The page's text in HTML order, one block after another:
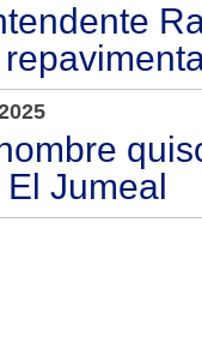
Jumeal